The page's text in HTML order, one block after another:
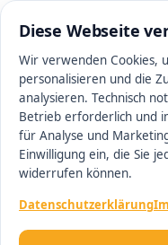
0511 13221100
Diese Webseite
Wir verwenden Cookies,
personalisieren und die
analysieren. Technisch
Betrieb erforderlich und
für Analyse und
Einwilligung ein, die Sie
widerrufen können.
Datenschutzerklärung